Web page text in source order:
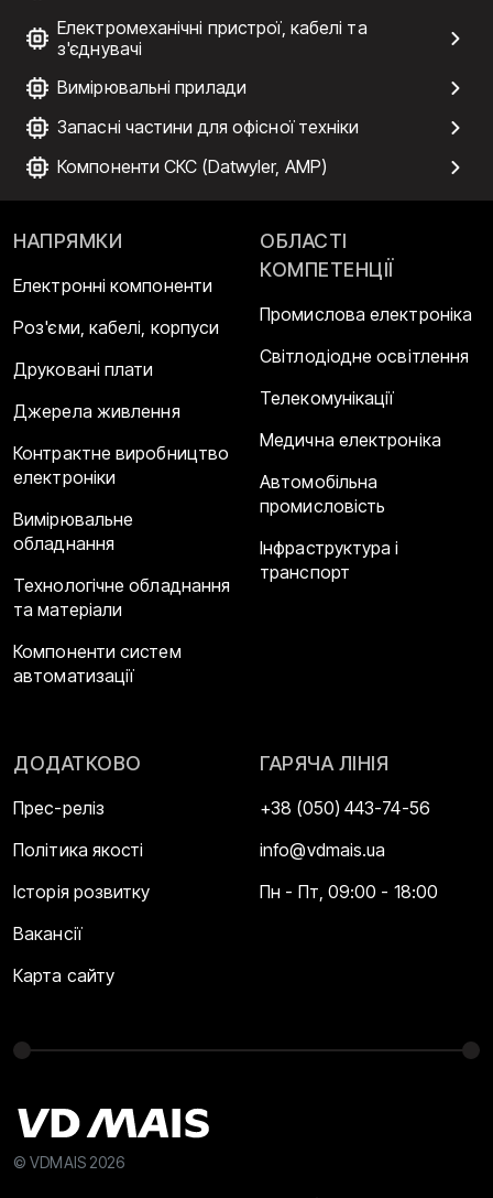
Електромеханічні пристрої, кабелі та
з'єднувачі
Вимірювальні прилади
Запасні частини для офісної техніки
Компоненти СКС (Datwyler, AMP)
НАПРЯМКИ
Електронні компоненти
Роз'єми, кабелі, корпуси
Друковані плати
Джерела живлення
Контрактне виробництво
електроніки
Вимірювальне
обладнання
Технологічне обладнання
та матеріали
Компоненти систем
автоматизації
ОБЛАСТІ
КОМПЕТЕНЦІЇ
Промислова електроніка
Світлодіодне освітлення
Телекомунікації
Медична електроніка
Автомобільна
промисловість
Інфраструктура і
транспорт
ДОДАТКОВО
Прес-реліз
Політика якості
Історія розвитку
Вакансії
Карта сайту
ГАРЯЧА ЛІНІЯ
+38 (050) 443-74-56
info@vdmais.ua
Пн - Пт, 09:00 - 18:00
© VDMAIS 2026